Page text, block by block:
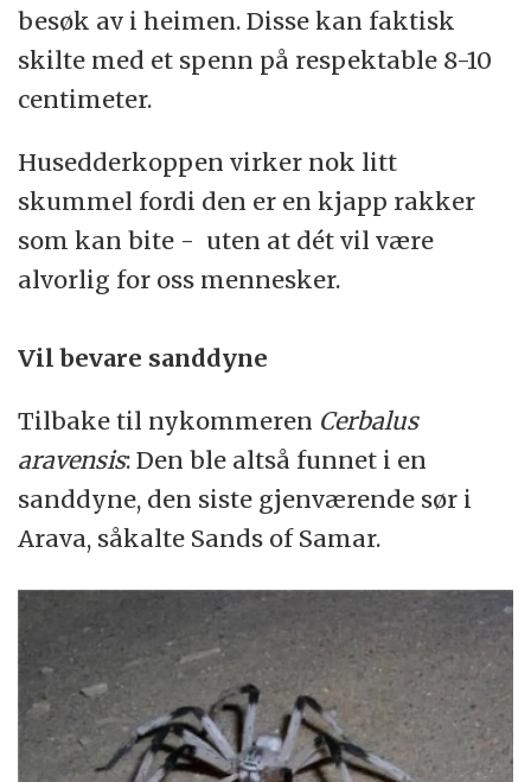
besøk av i heimen. Disse kan faktisk
skilte med et spenn på respektable 8-10
centimeter.
Husedderkoppen virker nok litt
skummel fordi den er en kjapp rakker
som kan bite - uten at dét vil være
alvorlig for oss mennesker.
Vil bevare sanddyne
Tilbake til nykommeren Cerbalus
aravensis: Den ble altså funnet i en
sanddyne, den siste gjenværende sør i
Arava, såkalte Sands of Samar.